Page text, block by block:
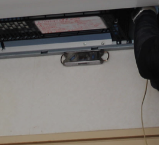
、既に当社で保有し利用させて
きましても、本方針に従って
り扱いを実施致します。
かつ公正な手段により収集致し